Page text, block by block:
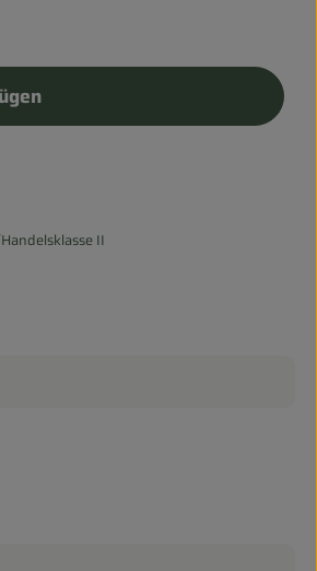
zum Warenkorb hinzufügen
Handelsklasse II